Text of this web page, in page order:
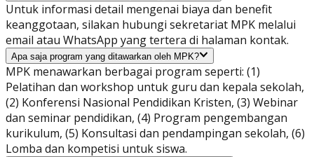
Untuk informasi detail mengenai biaya dan benefit
keanggotaan, silakan hubungi sekretariat MPK melalui
email atau WhatsApp yang tertera di halaman kontak.
Apa saja program yang ditawarkan oleh MPK?
MPK menawarkan berbagai program seperti: (1)
Pelatihan dan workshop untuk guru dan kepala sekolah,
(2) Konferensi Nasional Pendidikan Kristen, (3) Webinar
dan seminar pendidikan, (4) Program pengembangan
kurikulum, (5) Konsultasi dan pendampingan sekolah, (6)
Lomba dan kompetisi untuk siswa.